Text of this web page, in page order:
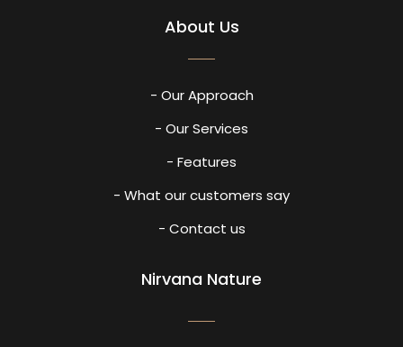
About Us
- Our Approach
- Our Services
- Features
- What our customers say
- Contact us
Nirvana Nature